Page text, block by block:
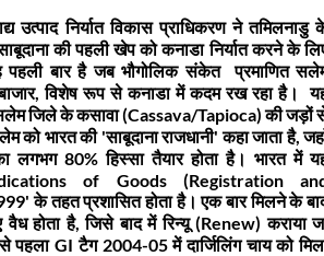
उत्पाद निर्यात विकास प्राधिकरण ने तमिलनाडु
की पहली खेप को कनाडा निर्यात करने के
पहली बार है जब भौगोलिक संकेत प्रमाणित
बाजार, विशेष रूप से कनाडा में कदम रख रहा है।
जिले के कसावा (Cassava/Tapioca) की जड़ों
को भारत की 'साबूदाना राजधानी' कहा जाता है,
80% हिस्सा तैयार होता है। भारत में
of Goods (Registration
के तहत प्रशासित होता है। एक बार मिलने के
होता है, जिसे बाद में रिन्यू (Renew) कराया
GI टैग 2004-05 में दार्जिलिंग चाय को